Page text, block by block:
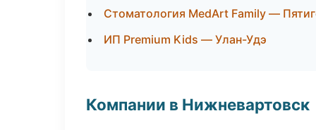
Стоматология MedArt Family —
ИП Premium Kids — Улан-Удэ
Компании в Нижневартовск